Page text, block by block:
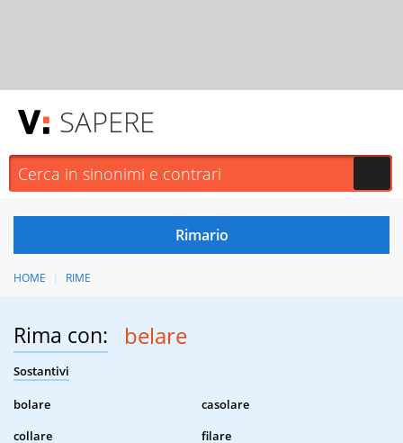
SAPERE
HOME RIME
Rima con: belare
Sostantivi
bolare
casolare
collare
filare